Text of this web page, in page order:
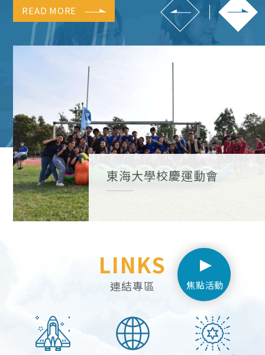
READ MORE
東海大學校慶運動會
焦點活動
LINKS
連結專區